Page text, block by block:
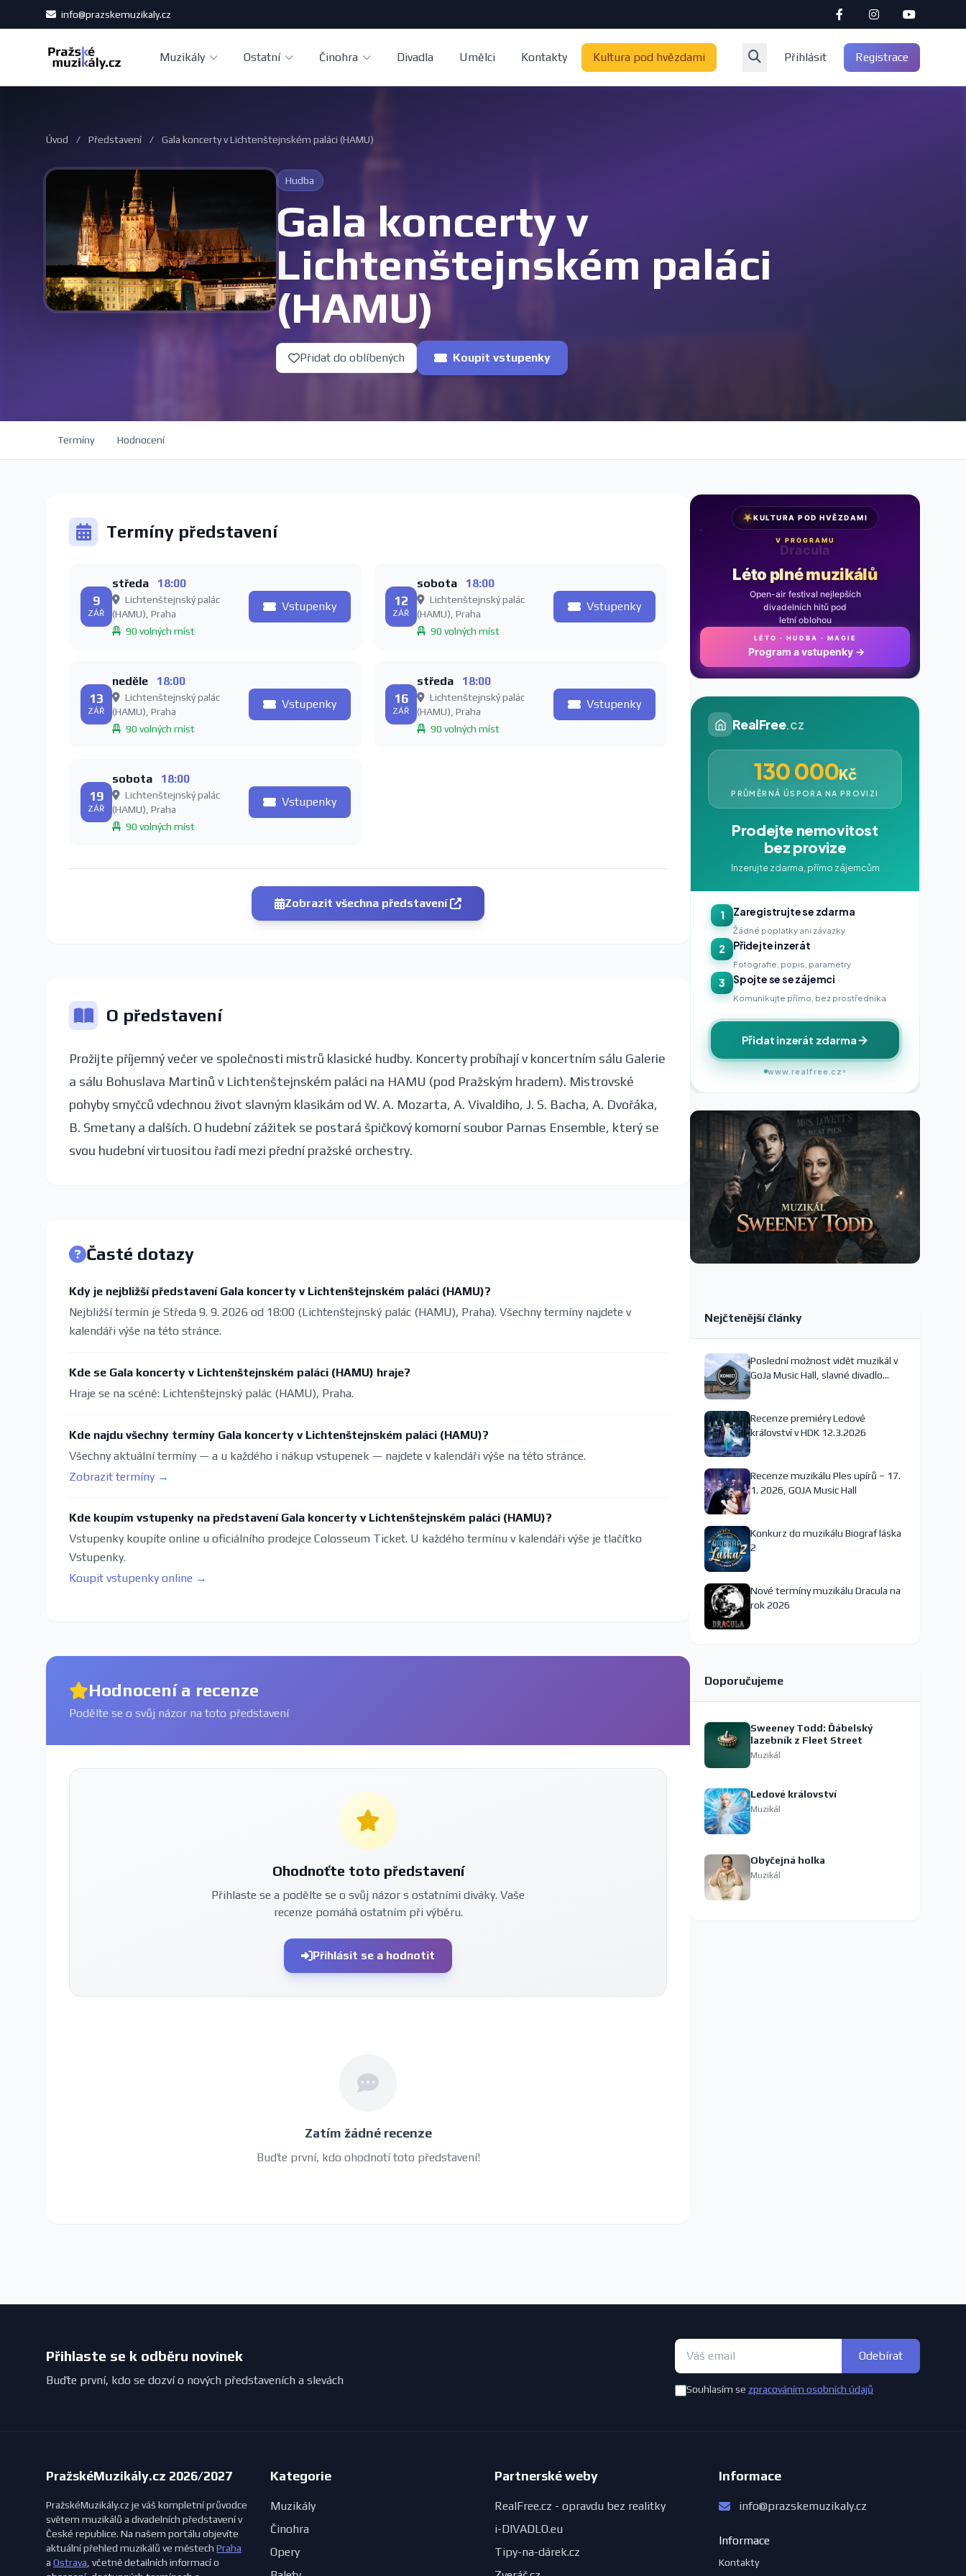
info@prazskemuzikaly.cz
Muzikály Ostatní Činohra Divadla Umělci Kontakty Kultura pod hvězdami Přihlásit Registrace
Úvod / Představení / Gala koncerty v Lichtenštejnském paláci (HAMU)
Hudba
Gala koncerty v
Lichtenštejnském paláci
(HAMU)
Přidat do oblíbených Koupit vstupenky
Termíny Hodnocení
Termíny představení
9
ZÁŘ
středa 18:00
Lichtenštejnský palác
(HAMU), Praha
90 volných míst
Vstupenky 12
ZÁŘ
sobota 18:00
Lichtenštejnský palác
(HAMU), Praha
90 volných míst
Vstupenky
13
ZÁŘ
neděle 18:00
Lichtenštejnský palác
(HAMU), Praha
90 volných míst
Vstupenky 16
ZÁŘ
středa 18:00
Lichtenštejnský palác
(HAMU), Praha
90 volných míst
Vstupenky
19
ZÁŘ
sobota 18:00
Lichtenštejnský palác
(HAMU), Praha
90 volných míst
Vstupenky
Zobrazit všechna představení
O představení
Prožijte příjemný večer ve společnosti mistrů klasické hudby. Koncerty probíhají v koncertním sálu Galerie
a sálu Bohuslava Martinů v Lichtenštejnském paláci na HAMU (pod Pražským hradem). Mistrovské
pohyby smyčců vdechnou život slavným klasikám od W. A. Mozarta, A. Vivaldiho, J. S. Bacha, A. Dvořáka,
B. Smetany a dalších. O hudební zážitek se postará špičkový komorní soubor Parnas Ensemble, který se
svou hudební virtuositou řadí mezi přední pražské orchestry.
Časté dotazy
Kdy je nejbližší představení Gala koncerty v Lichtenštejnském paláci (HAMU)?
Nejbližší termín je Středa 9. 9. 2026 od 18:00 (Lichtenštejnský palác (HAMU), Praha). Všechny termíny najdete v
kalendáři výše na této stránce.
Kde se Gala koncerty v Lichtenštejnském paláci (HAMU) hraje?
Hraje se na scéně: Lichtenštejnský palác (HAMU), Praha.
Kde najdu všechny termíny Gala koncerty v Lichtenštejnském paláci (HAMU)?
Všechny aktuální termíny — a u každého i nákup vstupenek — najdete v kalendáři výše na této stránce.
Zobrazit termíny →
Kde koupím vstupenky na představení Gala koncerty v Lichtenštejnském paláci (HAMU)?
Vstupenky koupíte online u oficiálního prodejce Colosseum Ticket. U každého termínu v kalendáři výše je tlačítko
Vstupenky.
Koupit vstupenky online →
Hodnocení a recenze
Podělte se o svůj názor na toto představení
Ohodnoťte toto představení
Přihlaste se a podělte se o svůj názor s ostatními diváky. Vaše
recenze pomáhá ostatním při výběru.
Přihlásit se a hodnotit
Zatím žádné recenze
Buďte první, kdo ohodnotí toto představení!
★KULTURA POD HVĚZDAMI
V PROGRAMU
Noc na Karlštejně
Léto plné muzikálů
Open-air festival nejlepších
divadelních hitů pod
letní oblohou
LÉTO · HUDBA · MAGIE
Program a vstupenky →
RealFree.cz
130 000Kč
PRŮMĚRNÁ ÚSPORA NA PROVIZI
Prodejte nemovitost
bez provize
Inzerujte zdarma, přímo zájemcům
1 Zaregistrujte se zdarma
Žádné poplatky ani závazky
2 Přidejte inzerát
Fotografie, popis, parametry
3 Spojte se se zájemci
Komunikujte přímo, bez prostředníka
Přidat inzerát zdarma
www.realfree.cz
Nejčtenější články
Poslední možnost vidět muzikál v
GoJa Music Hall, slavné divadlo
Recenze premiéry Ledové
království v HDK 12.3.2026
Recenze muzikálu Ples upírů – 17.
1. 2026, GOJA Music Hall
Konkurz do muzikálu Biograf láska
2
Nové termíny muzikálu Dracula na
rok 2026
Doporučujeme
Sweeney Todd: Ďábelský
lazebník z Fleet Street
Muzikál
Ledové království
Muzikál
Obyčejná holka
Muzikál
Přihlaste se k odběru novinek
Buďte první, kdo se dozví o nových představeních a slevách
Odebírat
Souhlasím se zpracováním osobních údajů
PražskéMuzikály.cz 2026/2027
PražskéMuzikály.cz je váš kompletní průvodce
světem muzikálů a divadelních představení v
České republice. Na našem portálu objevíte
aktuální přehled muzikálů ve městech Praha
a Ostrava , včetně detailních informací o
Kategorie
Muzikály
Činohra
Opery
Partnerské weby
RealFree.cz - opravdu bez realitky
i-DIVADLO.eu
Tipy-na-dárek.cz
Informace
info@prazskemuzikaly.cz
Informace
Kontakty